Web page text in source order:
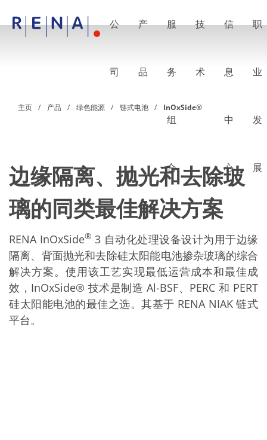
公
司
产
品
服
务
组
合
技
术
信
息
中
心
职
业
发
展
RENA Shanghai
批量喷淋
单晶圆加工
晶圆制备
电镀
晶圆干燥
绿色能源
Wafer Batch
链式电池
批量处理式电池
耗材
医疗技术
医疗设备
护眼
玻璃
主页 产品 绿色能源 链式电池 InOxSide®
边缘隔离、抛光和去除玻
璃的同类最佳解决方案
RENA InOxSide® 3 自动化处理设备设计为用于边缘
隔离、背面抛光和去除硅太阳能电池掺杂玻璃的综合
解决方案。使用该工艺实现最低运营成本和最佳成
效，InOxSide® 技术是制造 Al-BSF、PERC 和 PERT
硅太阳能电池的最佳之选。其基于 RENA NIAK 链式
平台。